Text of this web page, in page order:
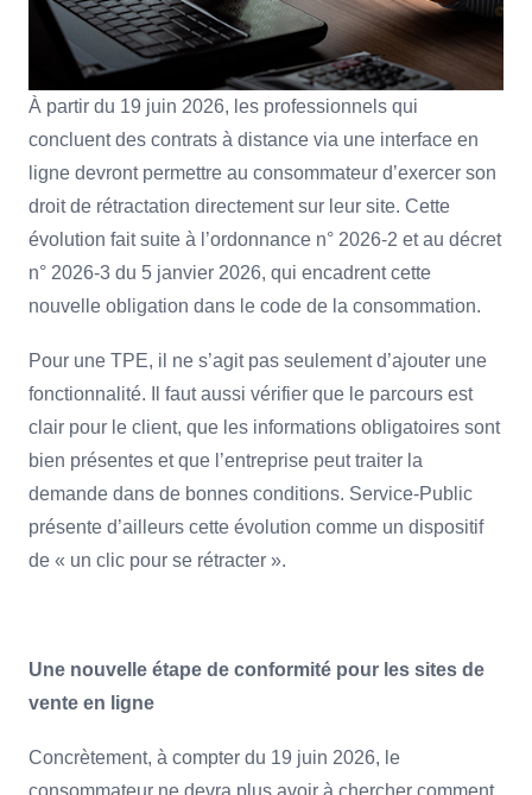
À partir du 19 juin 2026, les professionnels qui
concluent des contrats à distance via une interface en
ligne devront permettre au consommateur d’exercer son
droit de rétractation directement sur leur site. Cette
évolution fait suite à l’ordonnance n° 2026-2 et au décret
n° 2026-3 du 5 janvier 2026, qui encadrent cette
nouvelle obligation dans le code de la consommation.
Pour une TPE, il ne s’agit pas seulement d’ajouter une
fonctionnalité. Il faut aussi vérifier que le parcours est
clair pour le client, que les informations obligatoires sont
bien présentes et que l’entreprise peut traiter la
demande dans de bonnes conditions. Service-Public
présente d’ailleurs cette évolution comme un dispositif
de « un clic pour se rétracter ».
Une nouvelle étape de conformité pour les sites de
vente en ligne
Concrètement, à compter du 19 juin 2026, le
consommateur ne devra plus avoir à chercher comment